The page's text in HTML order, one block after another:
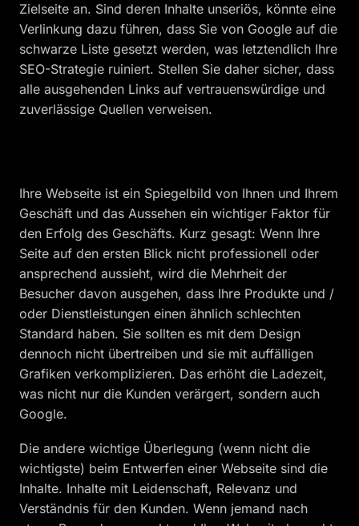
Zielseite an. Sind deren Inhalte unseriös, könnte eine
Verlinkung dazu führen, dass Sie von Google auf die
schwarze Liste gesetzt werden, was letztendlich Ihre
SEO-Strategie ruiniert. Stellen Sie daher sicher, dass
alle ausgehenden Links auf vertrauenswürdige und
zuverlässige Quellen verweisen.
Ihre Webseite ist ein Spiegelbild von Ihnen und Ihrem
Geschäft und das Aussehen ein wichtiger Faktor für
den Erfolg des Geschäfts. Kurz gesagt: Wenn Ihre
Seite auf den ersten Blick nicht professionell oder
ansprechend aussieht, wird die Mehrheit der
Besucher davon ausgehen, dass Ihre Produkte und /
oder Dienstleistungen einen ähnlich schlechten
Standard haben. Sie sollten es mit dem Design
dennoch nicht übertreiben und sie mit auffälligen
Grafiken verkomplizieren. Das erhöht die Ladezeit,
was nicht nur die Kunden verärgert, sondern auch
Google.
Die andere wichtige Überlegung (wenn nicht die
wichtigste) beim Entwerfen einer Webseite sind die
Inhalte. Inhalte mit Leidenschaft, Relevanz und
Verständnis für den Kunden. Wenn jemand nach